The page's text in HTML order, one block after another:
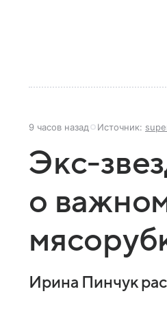
9 часов назад Источник:
Экс-
о
Ирина Пинчук